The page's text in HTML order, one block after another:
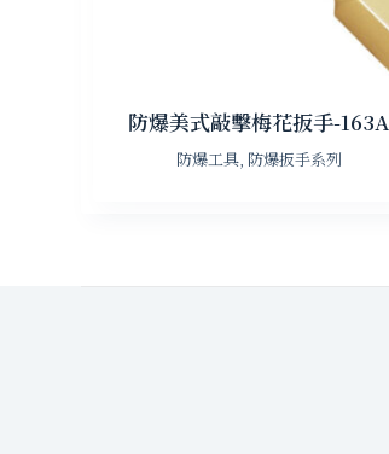
防爆美式敲擊梅花扳手-163A
防爆工具 防爆扳手系列